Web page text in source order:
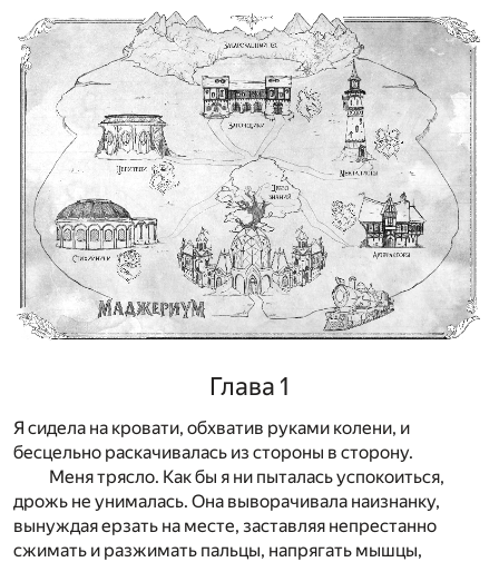
Глава 1
Я сидела на кровати, обхватив руками колени, и
бесцельно раскачивалась из стороны в сторону.
Меня трясло. Как бы я ни пыталась успокоиться,
дрожь не унималась. Она выворачивала наизнанку,
вынуждая ерзать на месте, заставляя непрестанно
сжимать и разжимать пальцы, напрягать мышцы,